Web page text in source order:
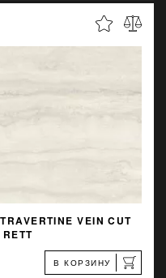
VEIN CUT
В КОРЗИНУ